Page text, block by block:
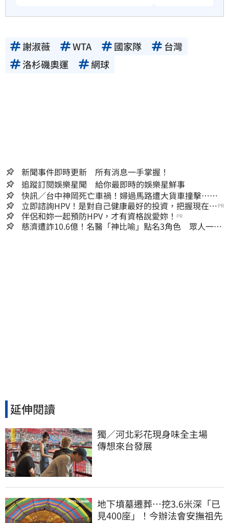
謝淑薇 WTA 國家隊
台灣
洛杉磯奧運
網球
新聞事件即時更新 所有消息一手掌握！
追蹤訂閱娛樂星聞 給你最即時的娛樂星鮮事
快訊／台中神岡死亡車禍！婦過馬路遭大貨車撞擊…下
半身輾碎慘死路口
立即諮詢HPV！是對自己健康最好的投資，把握現在不
嫌晚！
PR
伴侶和妳一起預防HPV，才有資格說愛妳！ PR
慈濟遭詐10.6億！名醫「神比喻」點名3角色 眾人一看
延伸閱讀
獨／河北彩花現身味全主場
傳想來台發展
地下墳墓遷葬…挖3.6米深「已
見400座」！今辦法會安撫祖先